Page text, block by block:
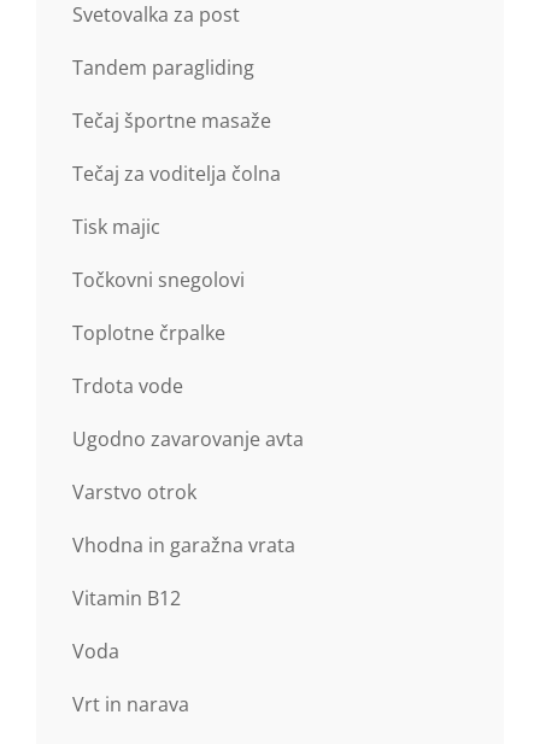
Svetovalka za post
Tandem paragliding
Tečaj športne masaže
Tečaj za voditelja čolna
Tisk majic
Točkovni snegolovi
Toplotne črpalke
Trdota vode
Ugodno zavarovanje avta
Varstvo otrok
Vhodna in garažna vrata
Vitamin B12
Voda
Vrt in narava